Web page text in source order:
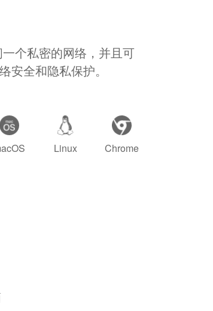
个私密的网络，并且可
安全和隐私保护。
Linux Chrome